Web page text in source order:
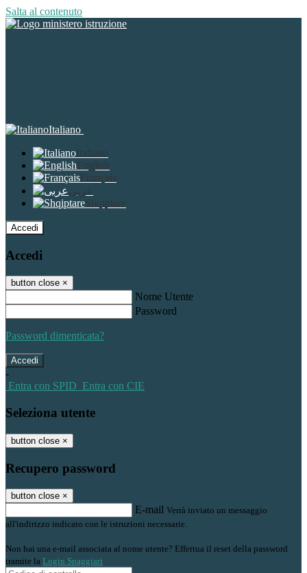
Salta al contenuto
Italiano
Italiano
English
Français
عربى
Shqiptare
Accedi
Accedi
button close ×
Nome Utente
Password
Password dimenticata?
-
Entra con SPID Entra con CIE
Seleziona utente
button close ×
Recupero password
button close ×
E-mail Verrà inviato un messaggio
all'indirizzo indicato con le istruzioni necessarie.
Non hai una e-mail associata al nome utente? Effettua il reset della password
tramite la Login Spaggiari